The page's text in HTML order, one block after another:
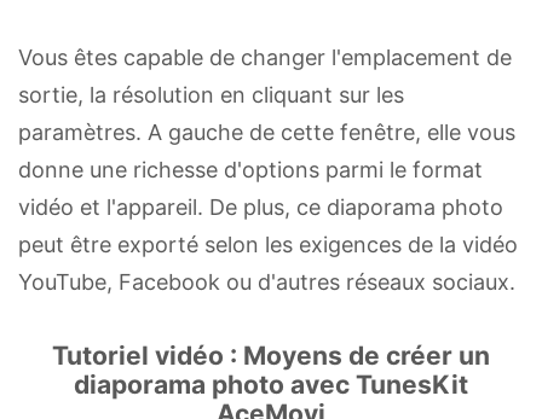
Vous êtes capable de changer l'emplacement de
sortie, la résolution en cliquant sur les
paramètres. A gauche de cette fenêtre, elle vous
donne une richesse d'options parmi le format
vidéo et l'appareil. De plus, ce diaporama photo
peut être exporté selon les exigences de la vidéo
YouTube, Facebook ou d'autres réseaux sociaux.
Tutoriel vidéo : Moyens de créer un
diaporama photo avec TunesKit